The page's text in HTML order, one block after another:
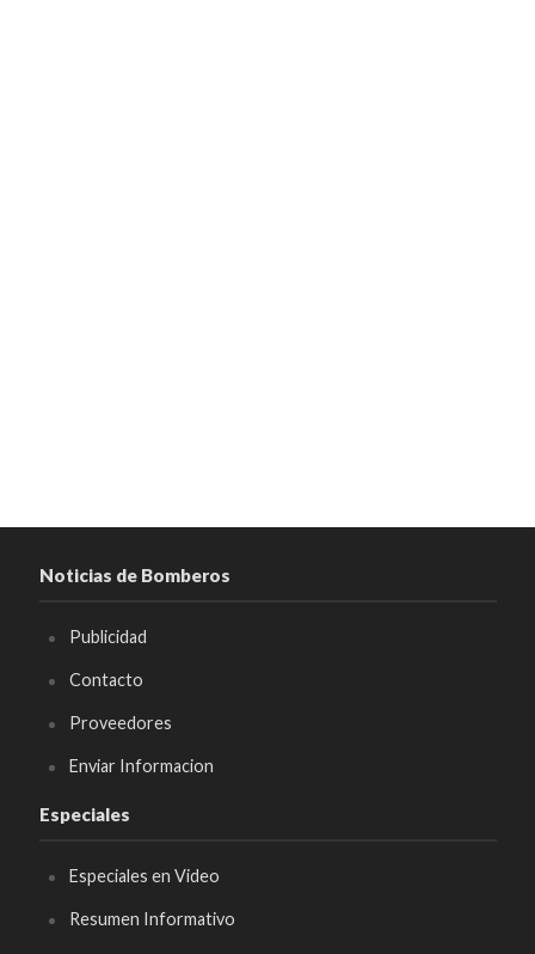
Noticias de Bomberos
Publicidad
Contacto
Proveedores
Enviar Informacion
Especiales
Especiales en Video
Resumen Informativo